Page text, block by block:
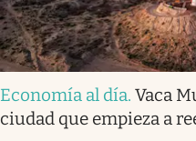
Economía al día. Vaca
ciudad que empieza a